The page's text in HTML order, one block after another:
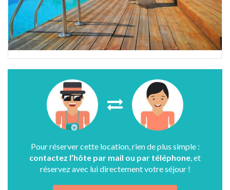
Pour réserver cette location, rien de plus simple :
contactez l’hôte par mail ou par téléphone, et
réservez avec lui directement votre séjour !